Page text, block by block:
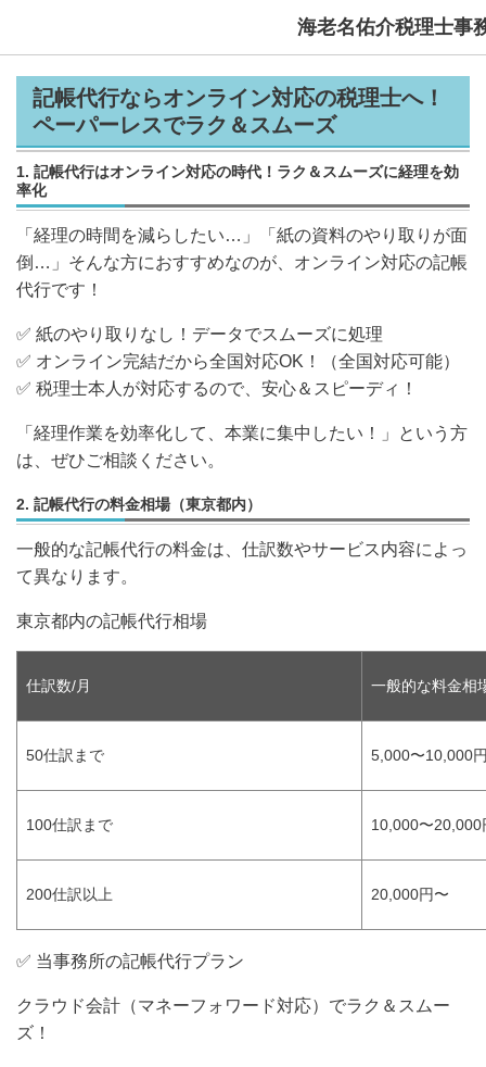
海老名佑介税理士事
記帳代行ならオンライン対応の税理士へ！
ペーパーレスでラク＆スムーズ
1. 記帳代行はオンライン対応の時代！ラク＆スムーズに経理を効
率化
「経理の時間を減らしたい…」「紙の資料のやり取りが面
倒…」そんな方におすすめなのが、 オンライン対応の記帳
代行です！
✅ 紙のやり取りなし！データでスムーズに処理
✅ オンライン完結だから全国対応OK！
（全国対応可能）
✅ 税理士本人が対応するので、安心＆スピーディ！
「経理作業を効率化して、本業に集中したい！」という方
は、ぜひご相談ください。
2. 記帳代行の料金相場（東京都内）
一般的な記帳代行の料金は、 仕訳数やサービス内容によっ
て異なります。
東京都内の記帳代行相場
仕訳数/月 一般的な料金相
50仕訳まで 5,000〜10,000
100仕訳まで 10,000〜20,000
200仕訳以上 20,000円〜
✅ 当事務所の記帳代行プラン
クラウド会計（マネーフォワード対応）でラク＆スムー
ズ！